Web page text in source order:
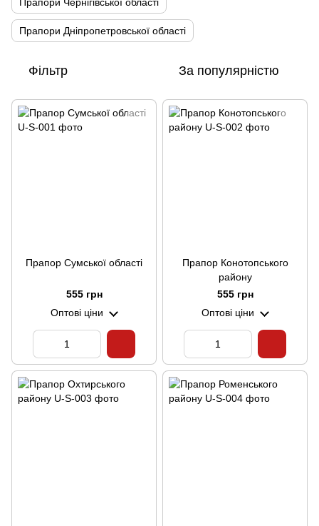
Прапори Дніпропетровської області
Фільтр За популярністю
Прапор Сумської області
555 грн
Оптові ціни
Прапор Конотопського
району
555 грн
Оптові ціни